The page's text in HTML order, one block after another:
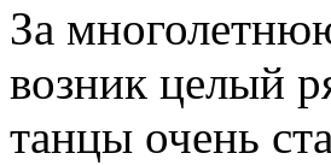
За
возник целый
танцы очень